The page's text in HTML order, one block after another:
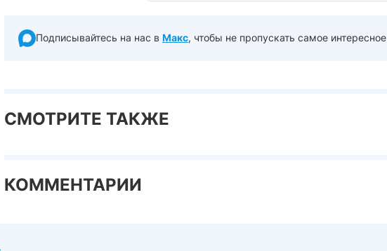
Подписывайтесь на нас в Макс, чтобы не пропускать самое интересное
СМОТРИТЕ ТАКЖЕ
КОММЕНТАРИИ